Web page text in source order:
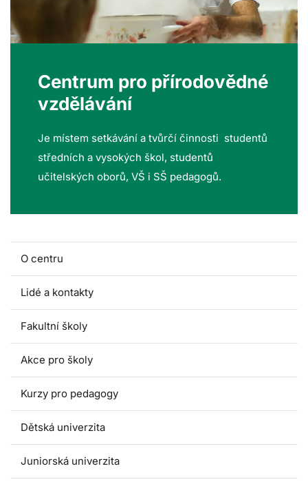
Centrum pro přírodovědné
vzdělávání
Je místem setkávání a tvůrčí činnosti studentů
středních a vysokých škol, studentů
učitelských oborů, VŠ i SŠ pedagogů.
O centru
Lidé a kontakty
Fakultní školy
Akce pro školy
Kurzy pro pedagogy
Dětská univerzita
Juniorská univerzita